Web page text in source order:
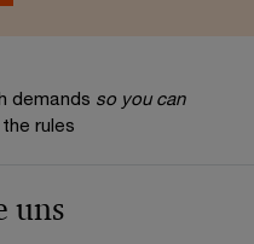
demands so you can
rules
uns